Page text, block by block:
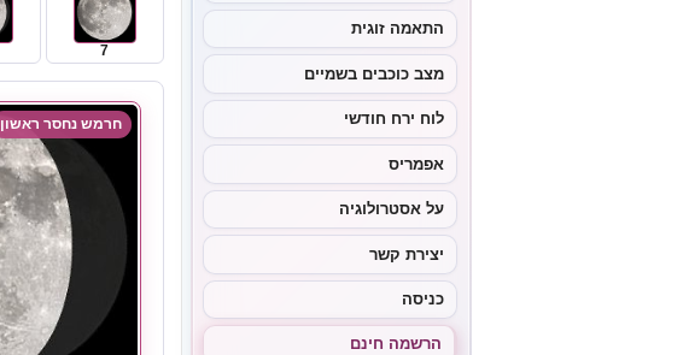
התאמה זוגית
מצב כוכבים בשמיים
לוח ירח חודשי
אפמריס
על אסטרולוגיה
יצירת קשר
כניסה
הרשמה חינם
7
חרמש נחסר ראשון